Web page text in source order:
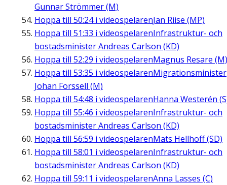
Gunnar Strömmer (M)
Hoppa till 50:24i videospelarenJan Riise (MP)
Hoppa till 51:33 i videospelarenInfrastruktur- och
bostadsminister Andreas Carlson (KD)
Hoppa till 52:29 i videospelarenMagnus Resare (M)
Hoppa till 53:35 i videospelarenMigrationsminister
Johan Forssell (M)
Hoppa till 54:48 i videospelarenHanna Westerén
Hoppa till 55:46 i videospelarenInfrastruktur- och
bostadsminister Andreas Carlson (KD)
Hoppa till 56:59 i videospelarenMats Hellhoff (SD)
Hoppa till 58:01 i videospelarenInfrastruktur- och
bostadsminister Andreas Carlson (KD)
Hoppa till 59:11 i videospelarenAnna Lasses (C)